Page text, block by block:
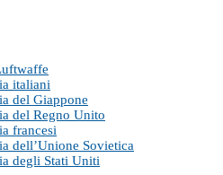
italiani
del Giappone
del Regno Unito
francesi
dell’Unione Sovietica
degli Stati Uniti